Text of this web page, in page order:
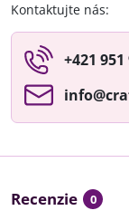
Kontaktujte nás:
+421 951
Recenzie 0